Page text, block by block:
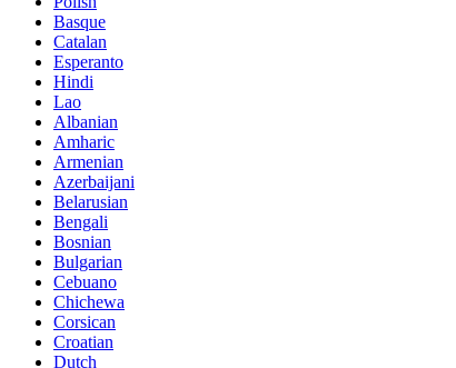
Basque
Catalan
Esperanto
Hindi
Lao
Albanian
Amharic
Armenian
Azerbaijani
Belarusian
Bengali
Bosnian
Bulgarian
Cebuano
Chichewa
Corsican
Croatian
Dutch